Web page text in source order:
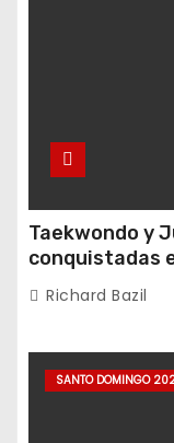
Taekwondo y
conquistadas
Juegos Santo
Richard Bazil
SANTO DOMINGO